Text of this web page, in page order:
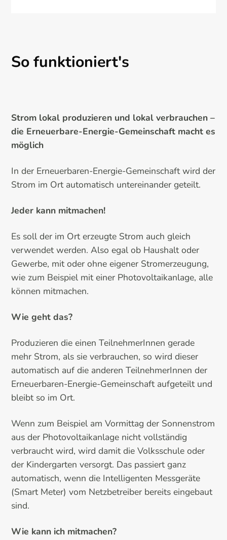
So funktioniert's
Strom lokal produzieren und lokal verbrauchen –
die Erneuerbare-Energie-Gemeinschaft macht es
möglich
In der Erneuerbaren-Energie-Gemeinschaft wird der
Strom im Ort automatisch untereinander geteilt.
Jeder kann mitmachen!
Es soll der im Ort erzeugte Strom auch gleich
verwendet werden. Also egal ob Haushalt oder
Gewerbe, mit oder ohne eigener Stromerzeugung,
wie zum Beispiel mit einer Photovoltaikanlage, alle
können mitmachen.
Wie geht das?
Produzieren die einen TeilnehmerInnen gerade
mehr Strom, als sie verbrauchen, so wird dieser
automatisch auf die anderen TeilnehmerInnen der
Erneuerbaren-Energie-Gemeinschaft aufgeteilt und
bleibt so im Ort.
Wenn zum Beispiel am Vormittag der Sonnenstrom
aus der Photovoltaikanlage nicht vollständig
verbraucht wird, wird damit die Volksschule oder
der Kindergarten versorgt. Das passiert ganz
automatisch, wenn die Intelligenten Messgeräte
(Smart Meter) vom Netzbetreiber bereits eingebaut
sind.
Wie kann ich mitmachen?